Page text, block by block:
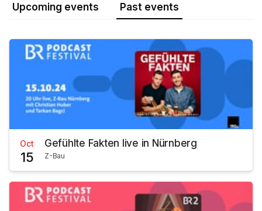
Upcoming events Past events
Oct
15
Gefühlte Fakten live in Nürnberg
Z-Bau